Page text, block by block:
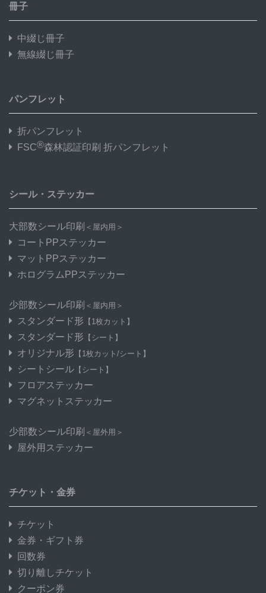
冊子
中綴じ冊子
無線綴じ冊子
パンフレット
折パンフレット
FSC®森林認証印刷 折パンフレット
シール・ステッカー
大部数シール印刷 ＜屋内用＞
コートPPステッカー
マットPPステッカー
ホログラムPPステッカー
少部数シール印刷 ＜屋内用＞
スタンダード形 【1枚カット】
スタンダード形 【シート】
オリジナル形 【1枚カット/シート】
シートシール 【シート】
フロアステッカー
マグネットステッカー
少部数シール印刷 ＜屋外用＞
屋外用ステッカー
チケット・金券
チケット
金券・ギフト券
回数券
切り離しチケット
クーポン券